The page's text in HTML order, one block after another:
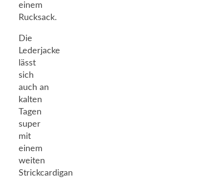
einem
Rucksack.
Die
Lederjacke
lässt
sich
auch an
kalten
Tagen
super
mit
einem
weiten
Strickcardigan